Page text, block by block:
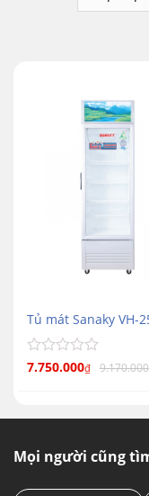
Tủ mát Sanaky VH-
Được
7.750.000₫ 9.170.000
Mọi người cũng